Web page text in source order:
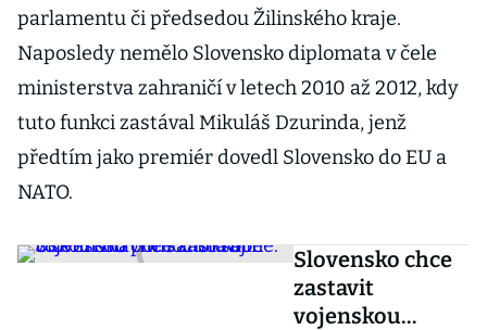
parlamentu či předsedou Žilinského kraje.
Naposledy nemělo Slovensko diplomata v čele
ministerstva zahraničí v letech 2010 až 2012, kdy
tuto funkci zastával Mikuláš Dzurinda, jenž
předtím jako premiér dovedl Slovensko do EU a
NATO.
Slovensko chce
zastavit
vojenskou